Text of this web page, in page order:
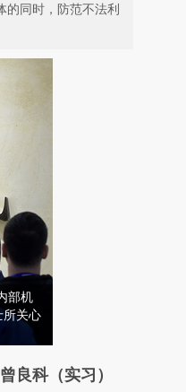
的同时，防范不法利
部机
所关心
：本文由第三方
良科（实习）